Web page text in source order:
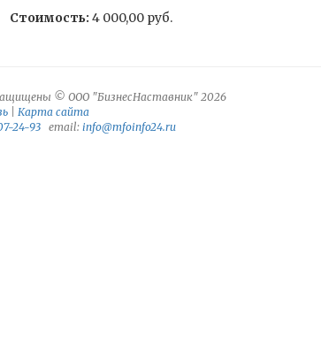
Стоимость: 4 000,00 руб.
© ООО "БизнесНаставник" 2026
Карта сайта
24-93 email: info@mfoinfo24.ru